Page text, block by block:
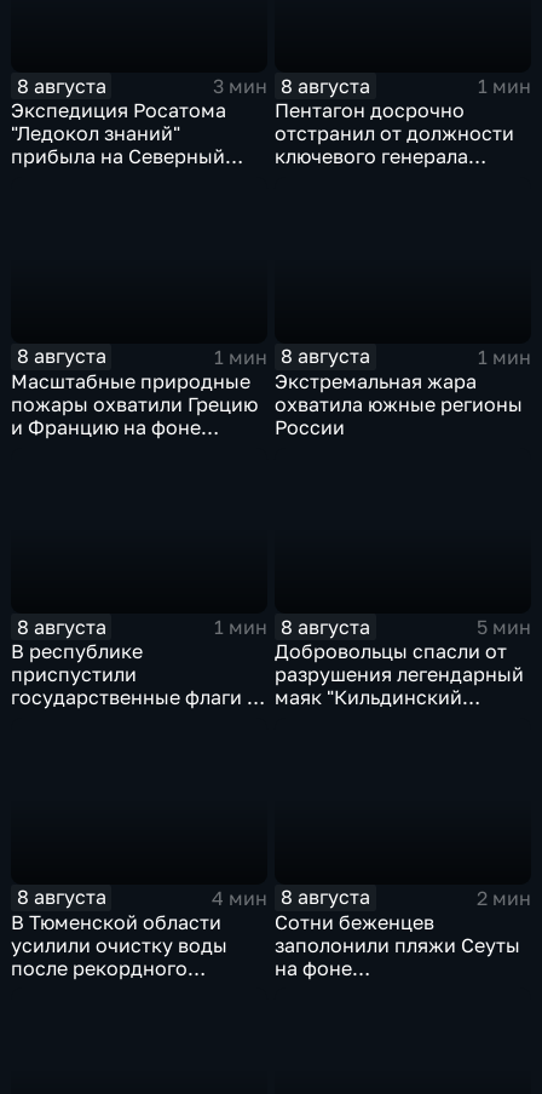
8 августа
3 мин
Экспедиция Росатома
"Ледокол знаний"
прибыла на Северный
8 августа
1 мин
Пентагон досрочно
отстранил от должности
ключевого генерала
8 августа
1 мин
Масштабные природные
пожары охватили Грецию
и Францию на фоне
8 августа
1 мин
Экстремальная жара
охватила южные регионы
России
8 августа
1 мин
В республике
приспустили
государственные флаги и
8 августа
5 мин
Добровольцы спасли от
разрушения легендарный
маяк "Кильдинский
8 августа
4 мин
В Тюменской области
усилили очистку воды
после рекордного
8 августа
2 мин
Сотни беженцев
заполонили пляжи Сеуты
на фоне